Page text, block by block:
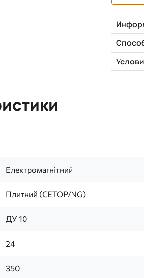
Електромагнітний
Плитний (CETOP/NG)
ДУ 10
24
350